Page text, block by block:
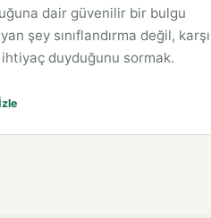
dair güvenilir bir bulgu
şey sınıflandırma değil, karşı
duyduğunu sormak.